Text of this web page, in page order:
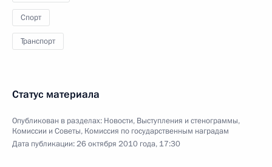
Спорт
Транспорт
Статус материала
Опубликован в разделах: Новости, Выступления и стенограммы,
Комиссии и Советы, Комиссия по государственным наградам
Дата публикации:26 октября 2010 года, 17:30